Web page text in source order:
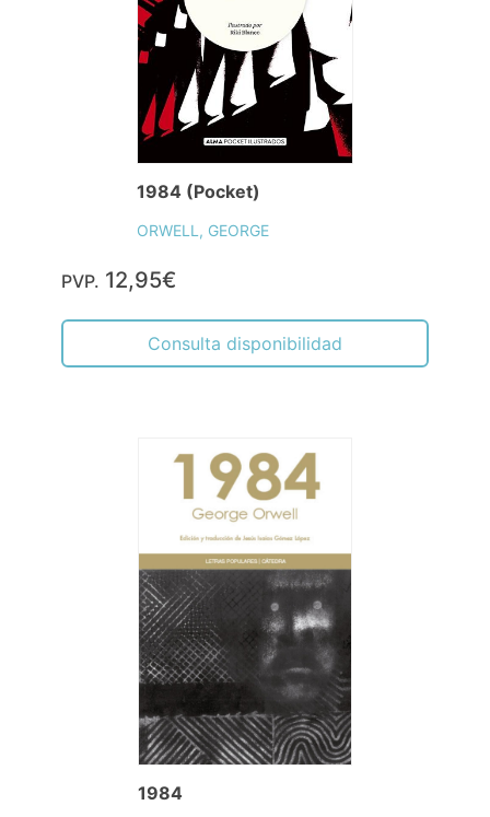
1984 (Pocket)
ORWELL, GEORGE
PVP. 12,95€
Consulta disponibilidad
1984